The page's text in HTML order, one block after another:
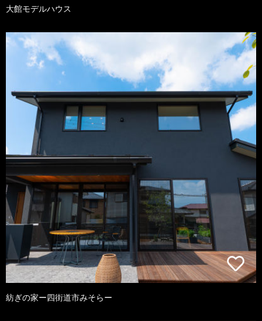
大館モデルハウス
紡ぎの家ー四街道市みそらー